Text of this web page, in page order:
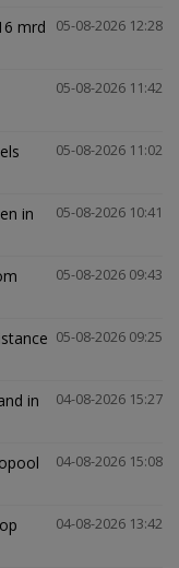
05-08-2026 12:28
mrd
05-08-2026 11:42
05-08-2026 11:02
05-08-2026 10:41
in
05-08-2026 09:43
05-08-2026 09:25
04-08-2026 15:27
in
04-08-2026 15:08
04-08-2026 13:42